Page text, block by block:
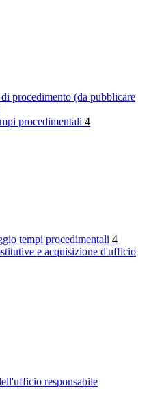
procedimento (da pubblicare
procedimentali 4
tempi procedimentali 4
e acquisizione d'ufficio
responsabile